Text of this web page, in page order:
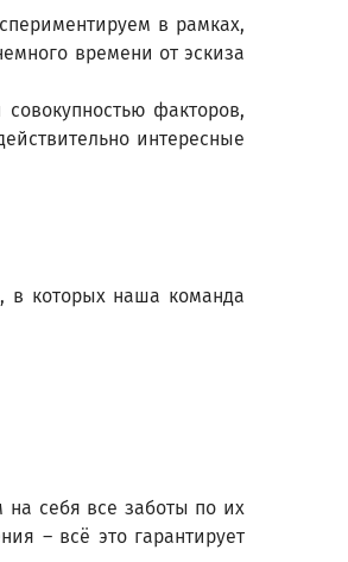
в рамках,
времени от эскиза
факторов,
интересные
которых наша команда
на себя все заботы по их
– всё это гарантирует